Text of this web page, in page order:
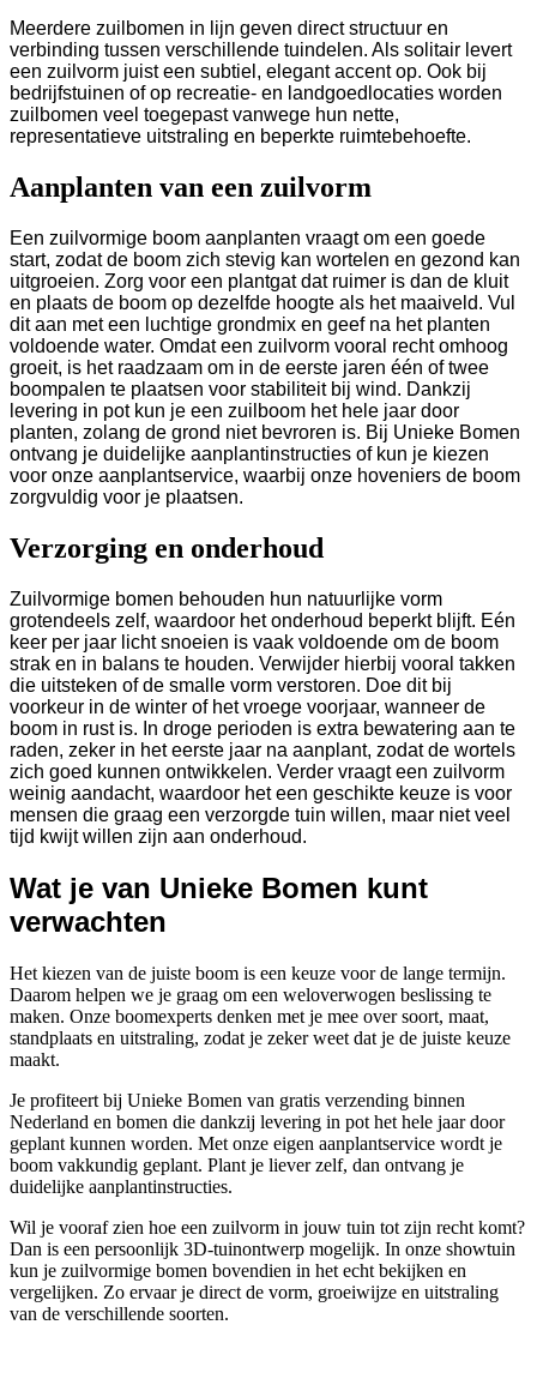
Meerdere zuilbomen in lijn geven direct structuur en
verbinding tussen verschillende tuindelen. Als solitair levert
een zuilvorm juist een subtiel, elegant accent op. Ook bij
bedrijfstuinen of op recreatie- en landgoedlocaties worden
zuilbomen veel toegepast vanwege hun nette,
representatieve uitstraling en beperkte ruimtebehoefte.
Aanplanten van een zuilvorm
Een zuilvormige boom aanplanten vraagt om een goede
start, zodat de boom zich stevig kan wortelen en gezond kan
uitgroeien. Zorg voor een plantgat dat ruimer is dan de kluit
en plaats de boom op dezelfde hoogte als het maaiveld. Vul
dit aan met een luchtige grondmix en geef na het planten
voldoende water. Omdat een zuilvorm vooral recht omhoog
groeit, is het raadzaam om in de eerste jaren één of twee
boompalen te plaatsen voor stabiliteit bij wind. Dankzij
levering in pot kun je een zuilboom het hele jaar door
planten, zolang de grond niet bevroren is. Bij Unieke Bomen
ontvang je duidelijke aanplantinstructies of kun je kiezen
voor onze aanplantservice, waarbij onze hoveniers de boom
zorgvuldig voor je plaatsen.
Verzorging en onderhoud
Zuilvormige bomen behouden hun natuurlijke vorm
grotendeels zelf, waardoor het onderhoud beperkt blijft. Eén
keer per jaar licht snoeien is vaak voldoende om de boom
strak en in balans te houden. Verwijder hierbij vooral takken
die uitsteken of de smalle vorm verstoren. Doe dit bij
voorkeur in de winter of het vroege voorjaar, wanneer de
boom in rust is. In droge perioden is extra bewatering aan te
raden, zeker in het eerste jaar na aanplant, zodat de wortels
zich goed kunnen ontwikkelen. Verder vraagt een zuilvorm
weinig aandacht, waardoor het een geschikte keuze is voor
mensen die graag een verzorgde tuin willen, maar niet veel
tijd kwijt willen zijn aan onderhoud.
Wat je van Unieke Bomen kunt
verwachten
Het kiezen van de juiste boom is een keuze voor de lange termijn.
Daarom helpen we je graag om een weloverwogen beslissing te
maken. Onze boomexperts denken met je mee over soort, maat,
standplaats en uitstraling, zodat je zeker weet dat je de juiste keuze
maakt.
Je profiteert bij Unieke Bomen van gratis verzending binnen
Nederland en bomen die dankzij levering in pot het hele jaar door
geplant kunnen worden. Met onze eigen aanplantservice wordt je
boom vakkundig geplant. Plant je liever zelf, dan ontvang je
duidelijke aanplantinstructies.
Wil je vooraf zien hoe een zuilvorm in jouw tuin tot zijn recht komt?
Dan is een persoonlijk 3D-tuinontwerp mogelijk. In onze showtuin
kun je zuilvormige bomen bovendien in het echt bekijken en
vergelijken. Zo ervaar je direct de vorm, groeiwijze en uitstraling
van de verschillende soorten.